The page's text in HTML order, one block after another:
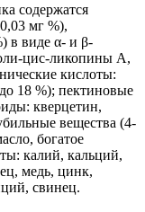
содержатся
мг %),
в виде α- и β-
цис-ликопины А,
кислоты:
18 %); пектиновые
кверцетин,
вещества (4-
богатое
калий, кальций,
медь, цинк,
свинец.